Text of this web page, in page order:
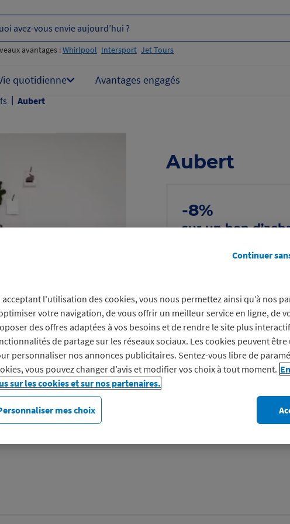
avez-vous envie aujourd’hui ?
avantages :Whirlpool Intersport Jet Tours
quotidienne Avantages engagés
| Aubert
Aubert
-8%
sur un bon
Voir les conditions
Aubert, c’est plus de 80
dédié aux mamans,
puériculture Aubert pour
acceptant l'utilisation des cookies, vous nous permettez ainsi qu’à nos
votre navigation, de vous offrir un meilleur service en ligne, de
des offres adaptées à vos besoins et de rendre le site plus
de partage sur les réseaux sociaux. Les cookies peuvent
personnaliser nos annonces publicitaires. Sentez-vous libre de
vous pouvez changer d’avis et modifier vos choix à tout moment.
sur les cookies et sur nos partenaires.
mes choix
Continuer